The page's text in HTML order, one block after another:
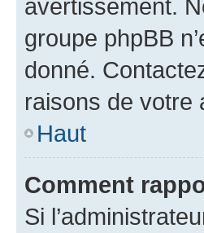
avertissement.
groupe phpBB
donné.
raisons de votre
Haut
Comment
Si